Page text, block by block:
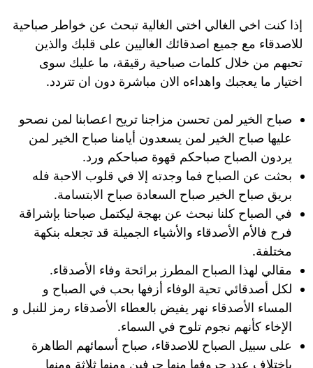
إذا كنت اخي الغالي اختي الغالية تبحث عن خواطر صباحية
للاصدقاء مع جميع اصدقائك الغاليين على قلبك والذين
تحبهم من خلال كلمات صباحية رقيقة، ما عليك سوى
اختيار ما يعجبك واهداءه الان مباشرة دون ان تتردد.
صباح الخير لمن تحسن مزاجنا تريح اعصابنا لمن نصحو
عليها صباح الخير لمن يسعدون أيامنا صباح الخير لمن
يردون الصباح صباحكم قهوة صباحكم ورد.
بحثت عن الصباح فما وجدته إلا في قلوب الاحبة فله
بريق صباح الخير صباح السعادة صباح الابتسامة.
في الصباح كلنا نبحث عن بهجة ليكتمل صباحنا بإشراقة
فرح فالأم الأصدقاء والأشياء الجميلة قد تجعله بنكهة
مختلفة.
مقالي لهذا الصباح المطرز برائحة وفاء الأصدقاء.
لكل أصدقائي تحية الوفاء أزفها بحب في الصباح و
المساء الأصدقاء نهر يفيض بالعطاء الأصدقاء رمز للنبل و
الإخاء كأنهم نجوم تلوح في السماء.
على سبيل الصباح للاصدقاء، صباح أسمائهم الطاهرة
باختلاف عدد حروفها منها حرفين ومنها ثلاثة ومنها